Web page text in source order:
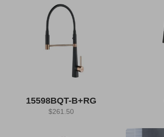
15598BQT-B+RG
$261.50